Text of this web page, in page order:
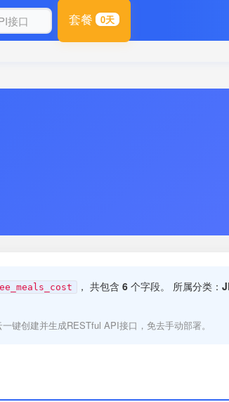
套餐 0天
， 共包含 6 个字段。 所属分类：
键创建并生成RESTful API接口，免去手动部署。